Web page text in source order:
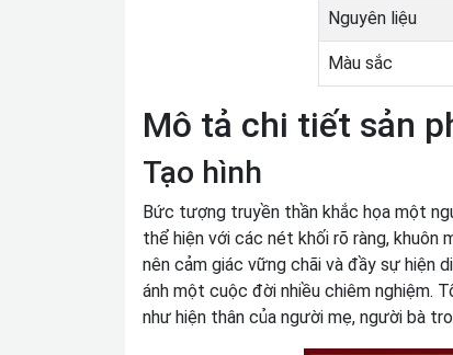
Nguyên liệu
Màu sắc
Mô tả chi tiết sản
Tạo hình
Bức tượng truyền thần khắc họa một
thể hiện với các nét khối rõ ràng,
nên cảm giác vững chãi và đầy sự hiện
ánh một cuộc đời nhiều chiêm nghiệm.
như hiện thân của người mẹ, người bà